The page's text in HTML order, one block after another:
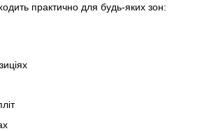
практично для будь-яких зон: